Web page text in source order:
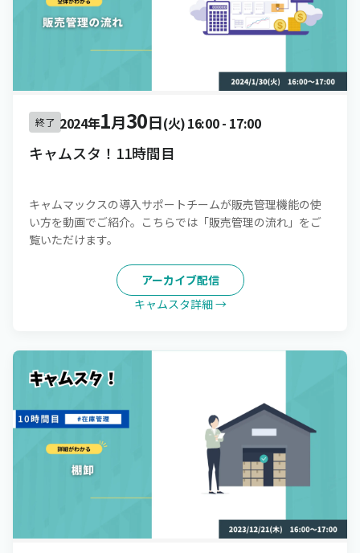
終了 2024年1月30日(火)16:00- 17:00
キャムスタ！11時間目
キャムマックスの導入サポートチームが販売管理機能の使
い方を動画でご紹介。こちらでは「販売管理の流れ」をご
覧いただけます。
アーカイブ配信
キャムスタ詳細 →